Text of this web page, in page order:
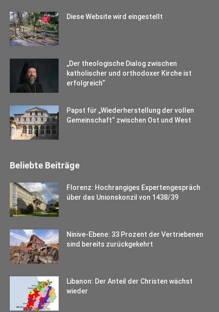
Diese Website wird eingestellt
„Der theologische Dialog zwischen
katholischer und orthodoxer Kirche ist
erfolgreich“
Papst für „Wiederherstellung der vollen
Gemeinschaft“ zwischen Ost und West
Beliebte Beiträge
Florenz: Hochrangiges Expertengespräch
über das Unionskonzil von 1438/39
Ninive-Ebene: 33 Prozent der Vertriebenen
sind bereits zurückgekehrt
Libanon: Der Anteil der Christen wächst
wieder